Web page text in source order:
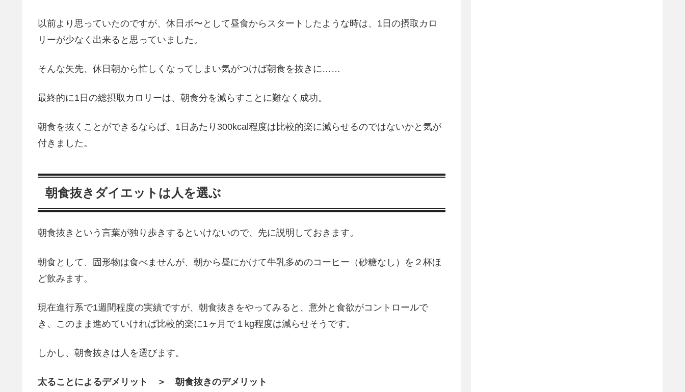
以前より思っていたのですが、休日ボ〜として昼食からスタートしたような時は、1日の摂取カロ
リーが少なく出来ると思っていました。
そんな矢先、休日朝から忙しくなってしまい気がつけば朝食を抜きに……
最終的に1日の総摂取カロリーは、朝食分を減らすことに難なく成功。
朝食を抜くことができるならば、1日あたり300kcal程度は比較的楽に減らせるのではないかと気が
付きました。
朝食抜きダイエットは人を選ぶ
朝食抜きという言葉が独り歩きするといけないので、先に説明しておきます。
朝食として、固形物は食べませんが、朝から昼にかけて牛乳多めのコーヒー（砂糖なし）を２杯ほ
ど飲みます。
現在進行系で1週間程度の実績ですが、朝食抜きをやってみると、意外と食欲がコントロールで
き、このまま進めていければ比較的楽に1ヶ月で１kg程度は減らせそうです。
しかし、朝食抜きは人を選びます。
太ることによるデメリット ＞ 朝食抜きのデメリット